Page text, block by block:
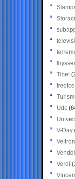
Tibet
Udc
V-Day
Verdi